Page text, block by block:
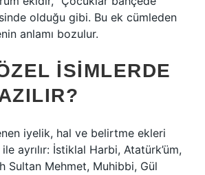
olduğu gibi. Bu ek cümleden
anlamı bozulur.
ISIMLERDE
iyelik, hal ve belirtme ekleri
ayrılır: İstiklal Harbi, Atatürk’üm,
Sultan Mehmet, Muhibbi, Gül